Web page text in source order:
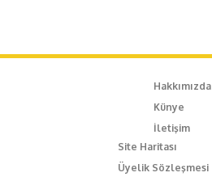
Hakkımızda
Künye
İletişim
Site Haritası
Üyelik Sözleşmesi